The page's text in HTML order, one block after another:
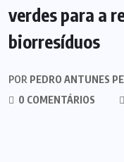
verdes para a
biorresíduos
POR PEDRO ANTUNES
0 COMENTÁRIOS